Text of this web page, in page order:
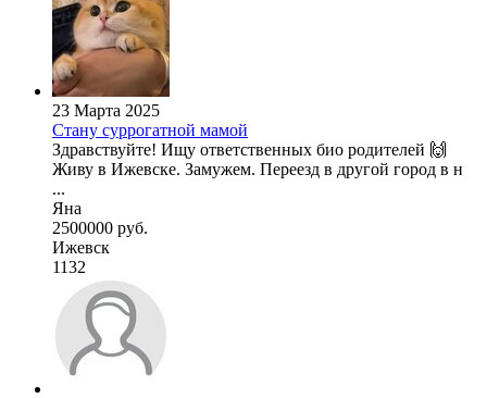
23 Марта 2025
Стану суррогатной мамой
Здравствуйте! Ищу ответственных био родителей 🙌
Живу в Ижевске. Замужем. Переезд в другой город в н
...
Яна
2500000 руб.
Ижевск
1132